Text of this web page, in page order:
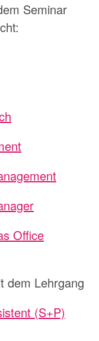
Seminar
Office
dem Lehrgang
(S+P)